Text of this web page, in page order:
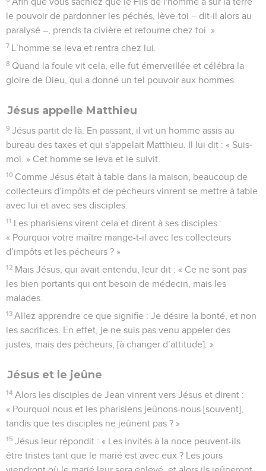
le pouvoir de pardonner les péchés, lève-toi – dit-il alors au
paralysé –, prends ta civière et retourne chez toi. »
7 L’homme se leva et rentra chez lui.
8 Quand la foule vit cela, elle fut émerveillée et célébra la
gloire de Dieu, qui a donné un tel pouvoir aux hommes.
Jésus appelle Matthieu
9 Jésus partit de là. En passant, il vit un homme assis au
bureau des taxes et qui s'appelait Matthieu. Il lui dit : « Suis-
moi. » Cet homme se leva et le suivit.
10 Comme Jésus était à table dans la maison, beaucoup de
collecteurs d’impôts et de pécheurs vinrent se mettre à table
avec lui et avec ses disciples.
11 Les pharisiens virent cela et dirent à ses disciples :
« Pourquoi votre maître mange-t-il avec les collecteurs
d’impôts et les pécheurs ? »
12 Mais Jésus, qui avait entendu, leur dit : « Ce ne sont pas
les bien portants qui ont besoin de médecin, mais les
malades.
13 Allez apprendre ce que signifie : Je désire la bonté, et non
les sacrifices. En effet, je ne suis pas venu appeler des
justes, mais des pécheurs, [à changer d’attitude]. »
Jésus et le jeûne
14 Alors les disciples de Jean vinrent vers Jésus et dirent :
« Pourquoi nous et les pharisiens jeûnons-nous [souvent],
tandis que tes disciples ne jeûnent pas ? »
15 Jésus leur répondit : « Les invités à la noce peuvent-ils
être tristes tant que le marié est avec eux ? Les jours